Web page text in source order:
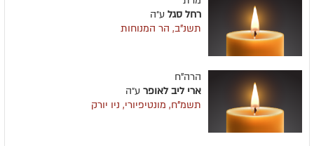
רחל סגל ע״ה
תשנ"ב, הר המנוחות
הרה"ח
ארי ליב לאופר ע״ה
תשמ"ח, מונטיפיורי, ניו יורק